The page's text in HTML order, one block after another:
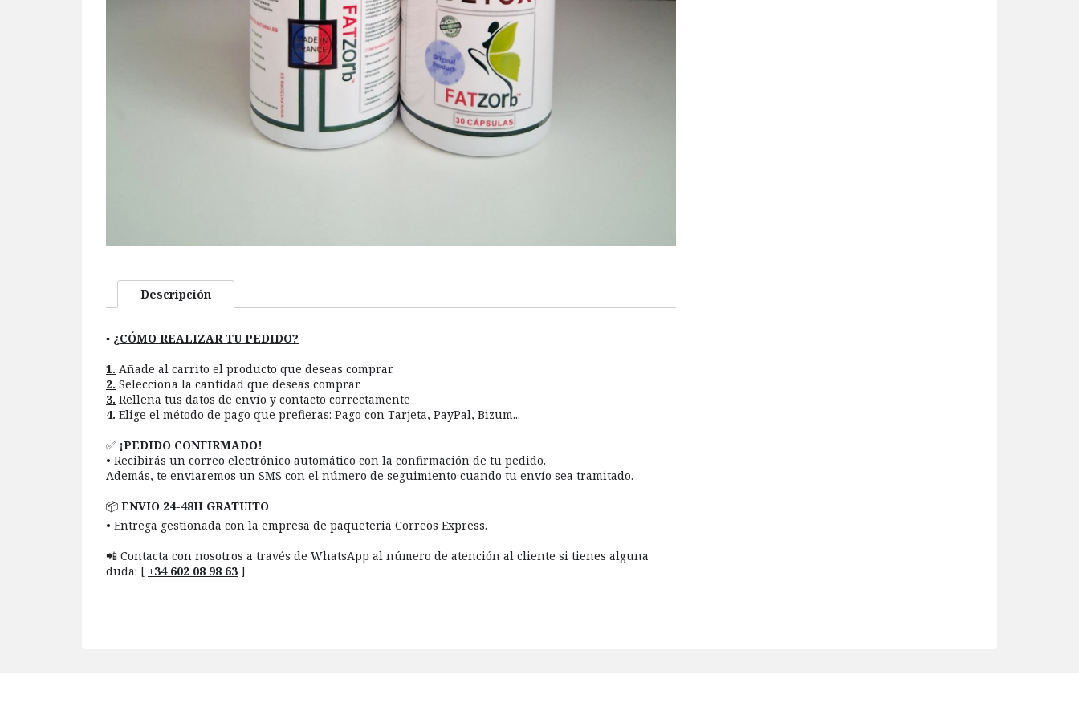
Descripción
▪️ ¿CÓMO REALIZAR TU PEDIDO?
1. Añade al carrito el producto que deseas comprar.
2. Selecciona la cantidad que deseas comprar.
3. Rellena tus datos de envío y contacto correctamente
4. Elige el método de pago que prefieras: Pago con Tarjeta, PayPal, Bizum...
✅️ ¡PEDIDO CONFIRMADO!
• Recibirás un correo electrónico automático con la confirmación de tu pedido.
Además, te enviaremos un SMS con el número de seguimiento cuando tu envío sea tramitado.
📦 ENVIO 24-48H GRATUITO
• Entrega gestionada con la empresa de paqueteria Correos Express.
📲 Contacta con nosotros a través de WhatsApp al número de atención al cliente si tienes alguna
duda: [ +34 602 08 98 63 ]